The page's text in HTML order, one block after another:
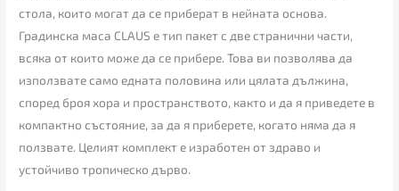
стола, които могат да се приберат в нейната основа.
Градинска маса CLAUS е тип пакет с две странични части,
всяка от които може да се прибере. Това ви позволява да
използвате само едната половина или цялата дължина,
според броя хора и пространството, както и да я приведете в
компактно състояние, за да я приберете, когато няма да я
ползвате. Целият комплект е изработен от здраво и
устойчиво тропическо дърво.